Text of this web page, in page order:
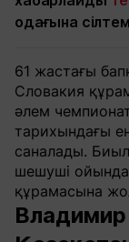
одағына
61 жастағы
Словакия
әлем
тарихындағы
саналады. Биыл
шешуші
құрамасына